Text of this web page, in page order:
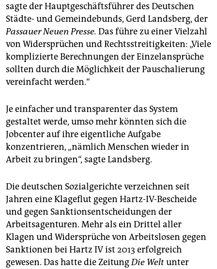
sagte der Hauptgeschäftsführer des Deutschen
Städte- und Gemeindebunds, Gerd Landsberg, der
Passauer Neuen Presse. Das führe zu einer Vielzahl
von Widersprüchen und Rechtsstreitigkeiten: „Viele
komplizierte Berechnungen der Einzelansprüche
sollten durch die Möglichkeit der Pauschalierung
vereinfacht werden.“
Je einfacher und transparenter das System
gestaltet werde, umso mehr könnten sich die
Jobcenter auf ihre eigentliche Aufgabe
konzentrieren, „nämlich Menschen wieder in
Arbeit zu bringen“, sagte Landsberg.
Die deutschen Sozialgerichte verzeichnen seit
Jahren eine Klageflut gegen Hartz-IV-Bescheide
und gegen Sanktionsentscheidungen der
Arbeitsagenturen. Mehr als ein Drittel aller
Klagen und Widersprüche von Arbeitslosen gegen
Sanktionen bei Hartz IV ist 2013 erfolgreich
gewesen. Das hatte die ZeitungDie Weltunter